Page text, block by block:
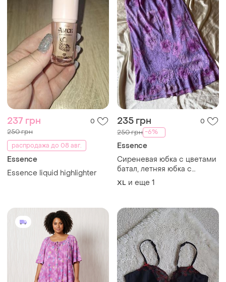
237 грн 0
250 грн
распродажа до 08 авг.
Essence
Essence liquid highlighter
235 грн 0
250 грн -6%
Essence
Сиреневая юбка с цветами
батал, летняя юбка с
цветами батал, размер xl–
xxl
XL и еще 1